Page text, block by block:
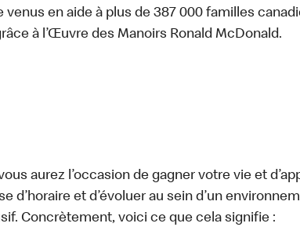
venus en aide à plus de 387 000 familles
à l’Œuvre des Manoirs Ronald McDonald.
aurez l’occasion de gagner votre vie et
d’horaire et d’évoluer au sein d’un
Concrètement, voici ce que cela signifie :